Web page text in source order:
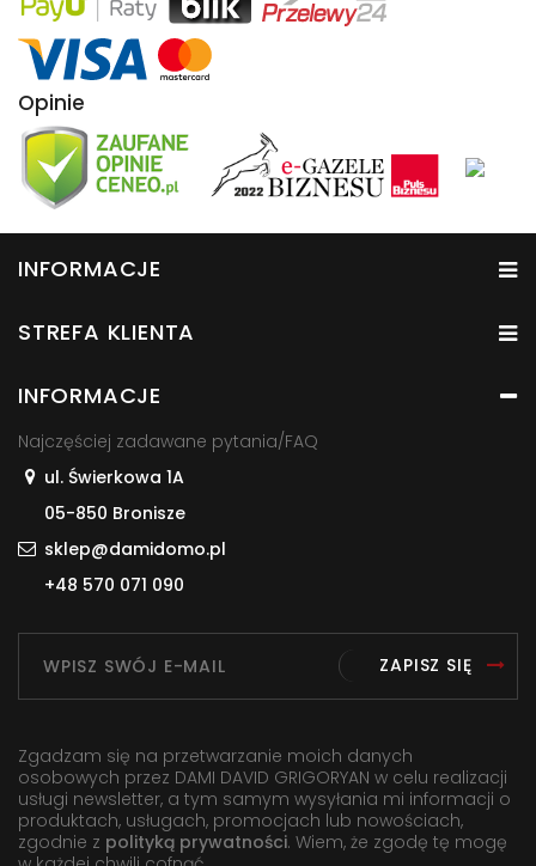
Opinie
INFORMACJE
STREFA KLIENTA
INFORMACJE
Najczęściej zadawane pytania/FAQ
ul. Świerkowa 1A
05-850 Bronisze
sklep@damidomo.pl
+48 570 071 090
ZAPISZ SIĘ
Zgadzam się na przetwarzanie moich danych
osobowych przez DAMI DAVID GRIGORYAN w celu realizacji
usługi newsletter, a tym samym wysyłania mi informacji o
produktach, usługach, promocjach lub nowościach,
zgodnie z polityką prywatności. Wiem, że zgodę tę mogę